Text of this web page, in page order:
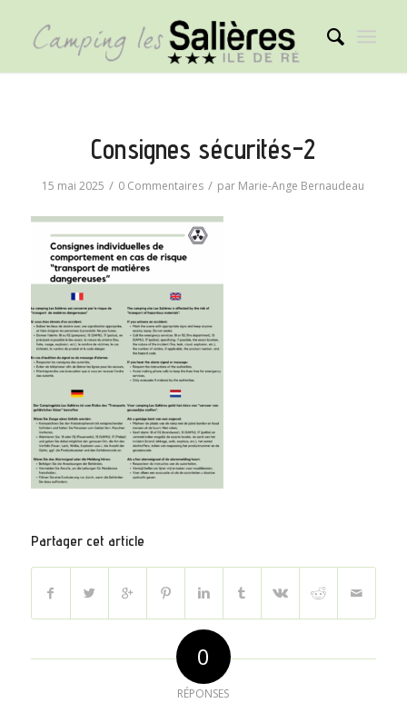
Consignes sécurités-2
15 mai 2025 / 0 Commentaires / par Marie-Ange Bernaudeau
Partager cet article
0
RÉPONSES